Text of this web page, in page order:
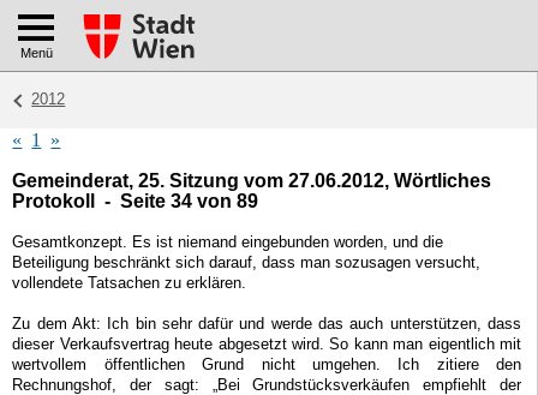
Menü
2012
« 1
»
Gemeinderat, 25. Sitzung vom 27.06.2012, Wörtliches
Protokoll - Seite 34 von 89
Gesamtkonzept. Es ist niemand eingebunden worden, und die
Beteiligung beschränkt sich darauf, dass man sozusagen versucht,
vollendete Tatsachen zu erklären.
Zu dem Akt: Ich bin sehr dafür und werde das auch unterstützen, dass
dieser Verkaufsvertrag heute abgesetzt wird. So kann man eigentlich mit
wertvollem öffentlichen Grund nicht umgehen. Ich zitiere den
Rechnungshof, der sagt: „Bei Grundstücksverkäufen empfiehlt der